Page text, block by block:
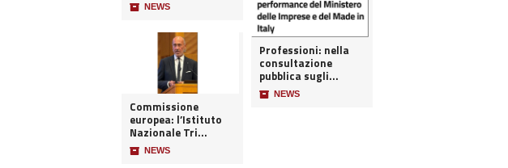
📦 NEWS
Commissione
europea: l’Istituto
Nazionale Tri...
📦 NEWS
Professioni: nella
consultazione
pubblica sugli...
📦 NEWS